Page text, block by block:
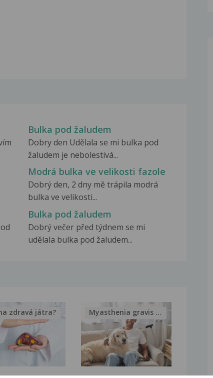
Bulka pod žaludem
Dobry den Udělala se mi bulka pod
žaludem je nebolestivá...
Modrá bulka ve velikosti fazole
Dobrý den, 2 dny mě trápila modrá
bulka ve velikosti...
Bulka pod žaludem
Dobrý večer před týdnem se mi
udělala bulka pod žaludem...
zdravá játra? Myasthenia gravis – vše, co...